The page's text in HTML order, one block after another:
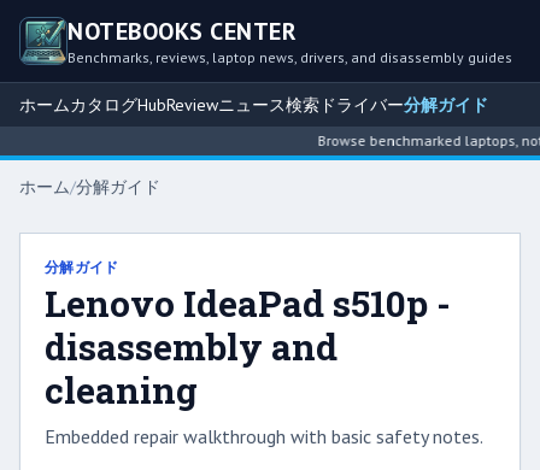
NOTEBOOKS CENTER
Benchmarks, reviews, laptop news, drivers, and disassembly guides
ホームカタログHubReviewニュース検索 ドライバー分解ガイド
Browse benchmarked laptops,
ホーム/分解ガイド
分解ガイド
Lenovo IdeaPad s510p -
disassembly and
cleaning
Embedded repair walkthrough with basic safety notes.